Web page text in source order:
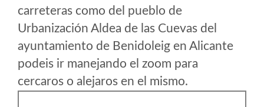
carreteras como del pueblo de
Urbanización Aldea de las Cuevas del
ayuntamiento de Benidoleig en Alicante
podeis ir manejando el zoom para
cercaros o alejaros en el mismo.